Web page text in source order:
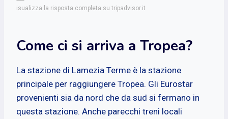
isualizza la risposta completa su tripadvisor.it
Come ci si arriva a Tropea?
La stazione di Lamezia Terme è la stazione
principale per raggiungere Tropea. Gli Eurostar
provenienti sia da nord che da sud si fermano in
questa stazione. Anche parecchi treni locali